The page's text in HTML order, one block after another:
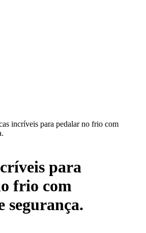
incríveis para pedalar no frio com
para
frio com
segurança.